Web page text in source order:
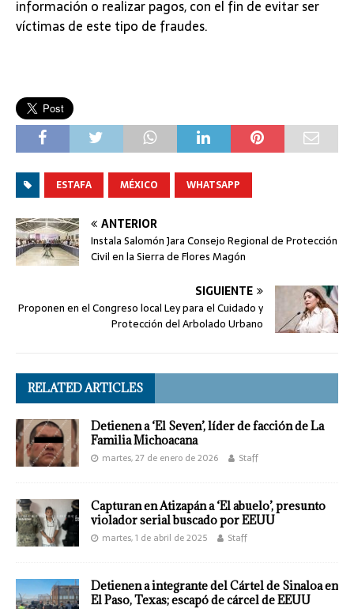
información o realizar pagos, con el fin de evitar ser
víctimas de este tipo de fraudes.
ESTAFA MÉXICO WHATSAPP
ANTERIOR
Instala Salomón Jara Consejo Regional de Protección
Civil en la Sierra de Flores Magón
SIGUIENTE
Proponen en el Congreso local Ley para el Cuidado y
Protección del Arbolado Urbano
RELATED ARTICLES
Detienen a ‘El Seven’, líder de facción de La
Familia Michoacana
martes, 27 de enero de 2026 Staff
Capturan en Atizapán a ‘El abuelo’, presunto
violador serial buscado por EEUU
martes, 1 de abril de 2025 Staff
Detienen a integrante del Cártel de Sinaloa en
El Paso, Texas; escapó de cárcel de EEUU